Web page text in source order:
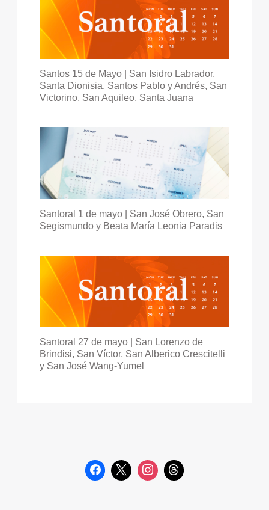
Santos 15 de Mayo | San Isidro Labrador,
Santa Dionisia, Santos Pablo y Andrés, San
Victorino, San Aquileo, Santa Juana
Santoral 1 de mayo | San José Obrero, San
Segismundo y Beata María Leonia Paradis
Santoral 27 de mayo | San Lorenzo de
Brindisi, San Víctor, San Alberico Crescitelli
y San José Wang-Yumel